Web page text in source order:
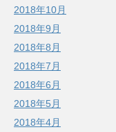
2018年10月
2018年9月
2018年8月
2018年7月
2018年6月
2018年5月
2018年4月